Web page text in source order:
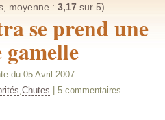
moyenne : 3,17sur 5)
se prend une
du 05 Avril 2007
,Chutes | 5 commentaires